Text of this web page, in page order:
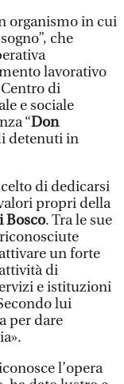
organismo in cui
che
lavorativo
di
e sociale
“Don
detenuti in
di dedicarsi
propri della
Bosco. Tra le sue
un forte
di
e istituzioni
lui
per dare
l’opera